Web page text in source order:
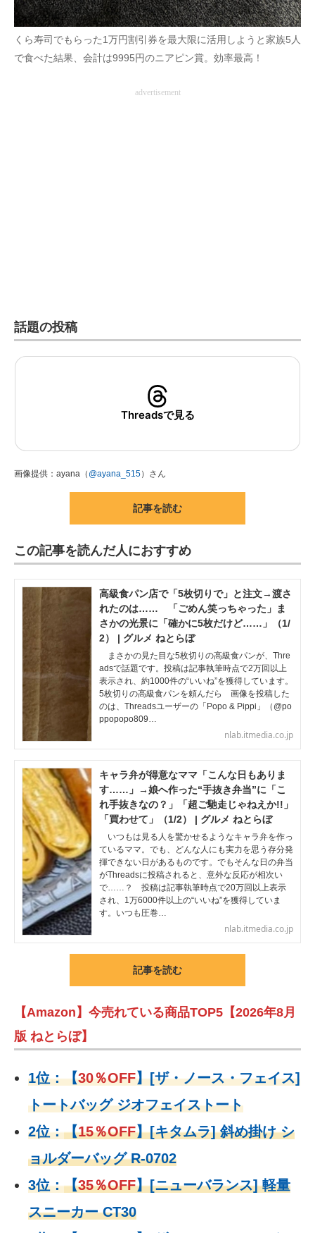
くら寿司でもらった1万円割引券を最大限に活用しようと家族5人
で食べた結果、会計は9995円のニアピン賞。効率最高！
advertisement
話題の投稿
Threadsで見る
画像提供：ayana（ @ayana_515）さん
記事を読む
この記事を読んだ人におすすめ
高級食パン店で「5枚切りで」と注文→渡さ
れたのは…… 「ごめん笑っちゃった」ま
さかの光景に「確かに5枚だけど……」（1/
2） | グルメ ねとらぼ
まさかの見た目な5枚切りの高級食パンが、Thre
adsで話題です。投稿は記事執筆時点で2万回以上
表示され、約1000件の“いいね”を獲得しています。
5枚切りの高級食パンを頼んだら 画像を投稿した
のは、Threadsユーザーの「Popo & Pippi」（@po
ppopopo809…
nlab.itmedia.co.jp
キャラ弁が得意なママ「こんな日もありま
す……」→娘へ作った“手抜き弁当”に「こ
れ手抜きなの？」「超ご馳走じゃねえか!!」
「買わせて」（1/2） | グルメ ねとらぼ
いつもは見る人を驚かせるようなキャラ弁を作っ
ているママ。でも、どんな人にも実力を思う存分発
揮できない日があるものです。でもそんな日の弁当
がThreadsに投稿されると、意外な反応が相次い
で……？ 投稿は記事執筆時点で20万回以上表示
され、1万6000件以上の“いいね”を獲得していま
す。いつも圧巻…
nlab.itmedia.co.jp
記事を読む
【Amazon】今売れている商品TOP5【2026年8月
版 ねとらぼ】
1位：【30％OFF】[ザ・ノース・フェイス]
トートバッグ ジオフェイストート
2位：【15％OFF】[キタムラ] 斜め掛け シ
ョルダーバッグ R-0702
3位：【35％OFF】[ニューバランス] 軽量
スニーカー CT30